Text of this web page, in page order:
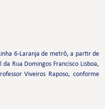
6-Laranja de metrô, a partir de
Rua Domingos Francisco Lisboa,
Viveiros Raposo, conforme